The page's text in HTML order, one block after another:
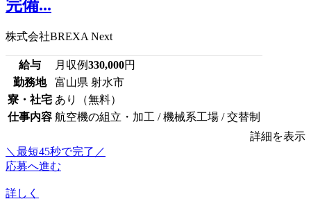
完備...
株式会社BREXA Next
給与 月収例330,000円
勤務地
富山県 射水市
寮・社宅 あり（無料）
仕事内容 航空機の組立・加工 / 機械系工場 / 交替制
詳細を表示
＼最短45秒で完了／
応募へ進む
詳しく